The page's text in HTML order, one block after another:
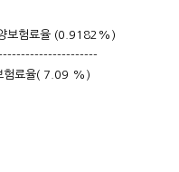
율 (0.9182%)
%)